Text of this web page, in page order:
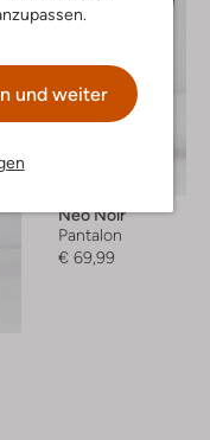
und weiter
Neo Noir
Pantalon
€ 69,99